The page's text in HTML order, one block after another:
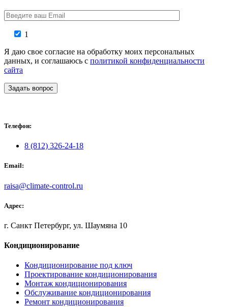
1
Я даю свое согласие на обработку моих персональных
данных, и соглашаюсь с политикой конфиденциальности
сайта
Задать вопрос
Телефон:
8 (812) 326-24-18
Email:
raisa@climate-control.ru
Адрес:
г. Санкт Петербург, ул. Шаумяна 10
Кондиционирование
Кондиционирование под ключ
Проектирование кондиционирования
Монтаж кондиционирования
Обслуживание кондиционирования
Ремонт кондиционирования